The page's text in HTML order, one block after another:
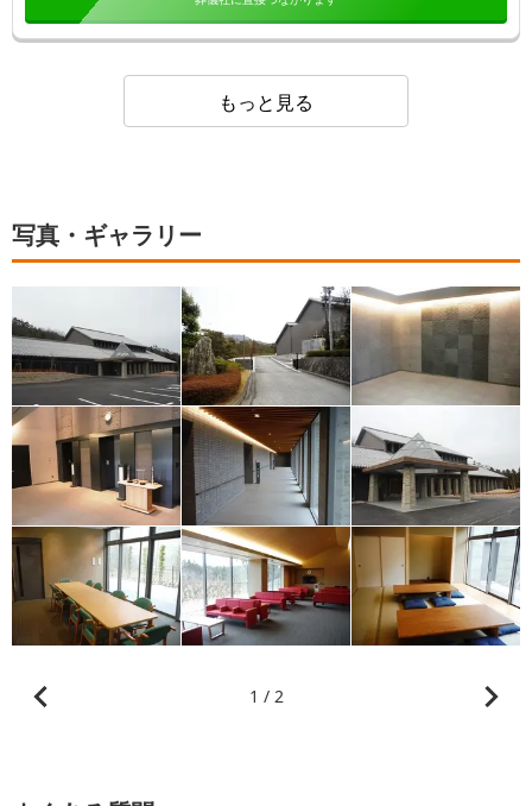
もっと見る
写真・ギャラリー
1 / 2